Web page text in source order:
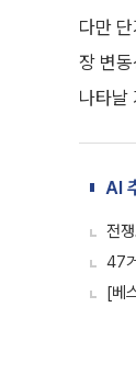
다만
장 변
나타날
AI
전
47
[베